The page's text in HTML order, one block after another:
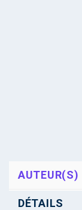
AUTEUR(S)
DÉTAILS